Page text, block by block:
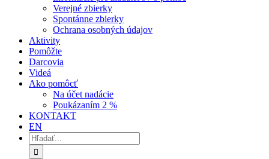
Verejné zbierky
Spontánne zbierky
Ochrana osobných údajov
Aktivity
Pomôžte
Darcovia
Videá
Ako pomôcť
Na účet nadácie
Poukázaním 2 %
KONTAKT
EN
Hľadať: